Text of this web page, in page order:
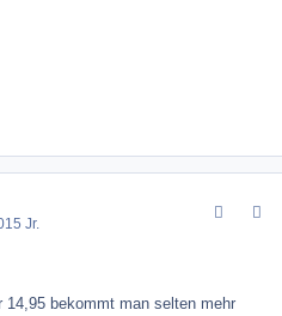
15 Jr.
14,95 bekommt man selten mehr